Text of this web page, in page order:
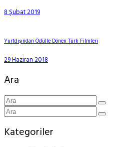
8 Şubat 2019
Yurtdışından Ödülle Dönen Türk Filmleri
29 Haziran 2018
Ara
Kategoriler